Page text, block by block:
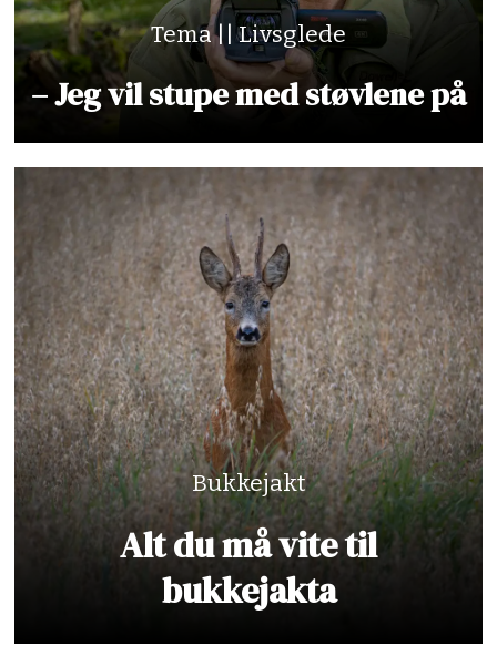
Tema || Livsglede
– Jeg vil stupe med støvlene på
Bukkejakt
Alt du må vite til
bukkejakta